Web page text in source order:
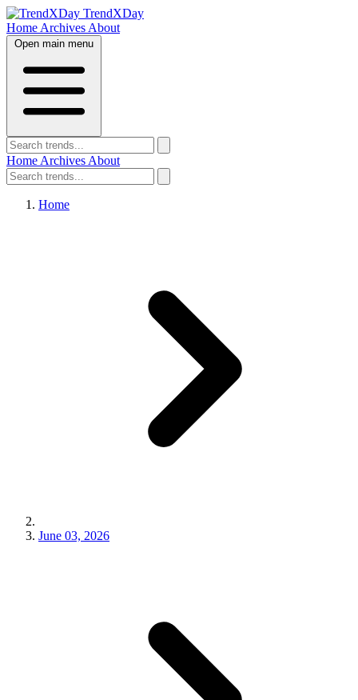
TrendXDay
Home Archives About
Open main menu
Home Archives About
Home
June 03, 2026